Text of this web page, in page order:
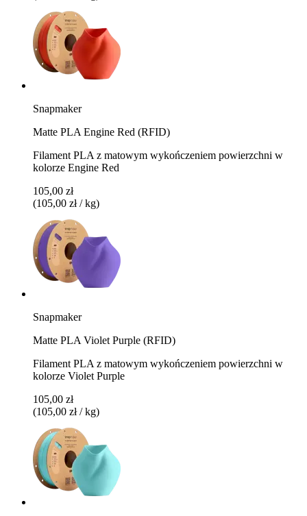
Snapmaker
Matte PLA Engine Red (RFID)
Filament PLA z matowym wykończeniem powierzchni w
kolorze Engine Red
105,00 zł
(105,00 zł / kg)
Snapmaker
Matte PLA Violet Purple (RFID)
Filament PLA z matowym wykończeniem powierzchni w
kolorze Violet Purple
105,00 zł
(105,00 zł / kg)